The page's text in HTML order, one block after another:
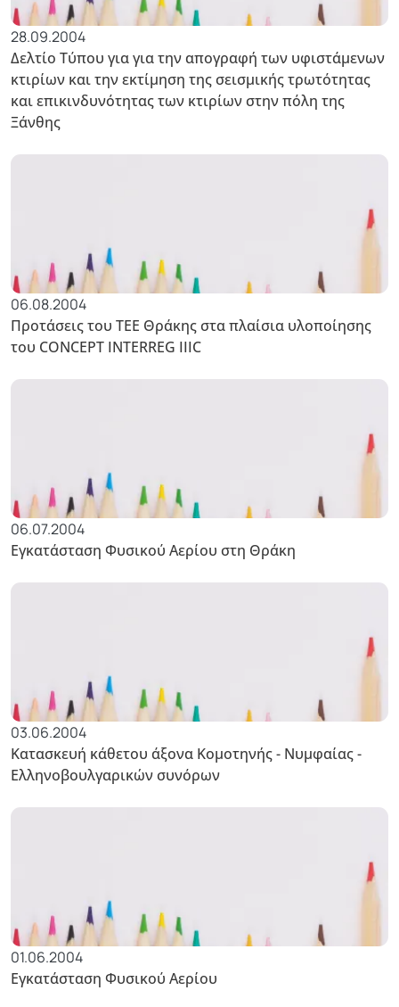
28.09.2004
Δελτίο Τύπου για για την απογραφή των υφιστάμενων
κτιρίων και την εκτίμηση της σεισμικής τρωτότητας
και επικινδυνότητας των κτιρίων στην πόλη της
Ξάνθης
06.08.2004
Προτάσεις του ΤΕΕ Θράκης στα πλαίσια υλοποίησης
του CONCEPT INTERREG IIIC
06.07.2004
Εγκατάσταση Φυσικού Αερίου στη Θράκη
03.06.2004
Κατασκευή κάθετου άξονα Κομοτηνής - Νυμφαίας -
Ελληνοβουλγαρικών συνόρων
01.06.2004
Εγκατάσταση Φυσικού Αερίου